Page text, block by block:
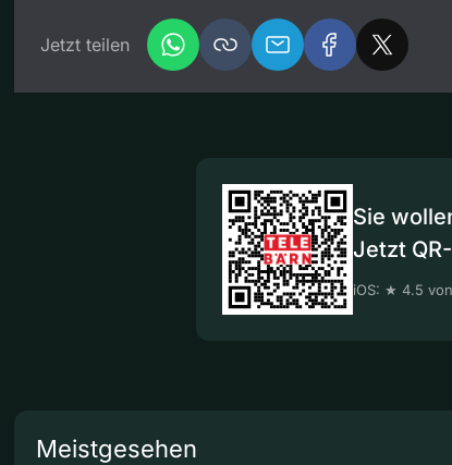
Jetzt teilen
Sie
Jetzt
iOS: ★ 4.5
Meistgesehen